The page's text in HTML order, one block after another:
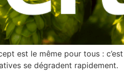
est le même pour tous :
se dégradent rapidement.